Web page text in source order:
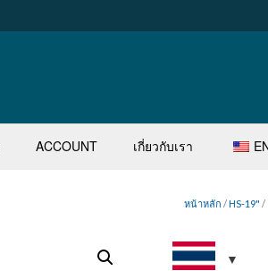
ACCOUNT เกี่ยวกับเรา
หน้าหลัก /HS-19" /